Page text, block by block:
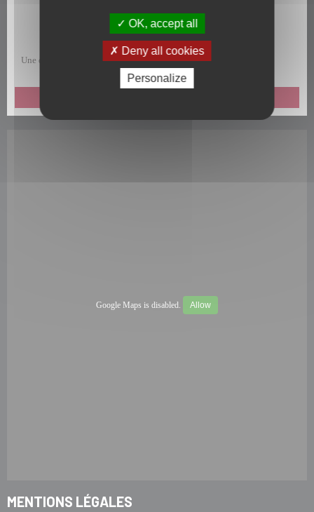
Une question, une remarque, une suggestion, un commentaire ?
Google Maps is disabled. Allow
MENTIONS LÉGALES
OK, accept all
Deny all cookies
Personalize